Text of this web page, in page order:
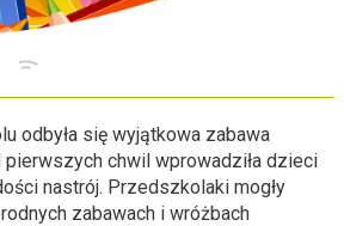
odbyła się wyjątkowa zabawa
pierwszych chwil wprowadziła dzieci
nastrój. Przedszkolaki mogły
zabawach i wróżbach